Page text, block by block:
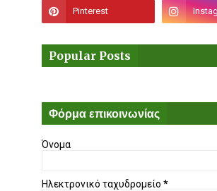
Popular Posts
Φόρμα επικοινωνίας
Όνομα
Ηλεκτρονικό ταχυδρομείο *